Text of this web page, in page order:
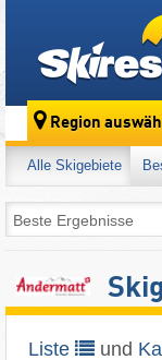
Region
Alle Skigebiete
Liste und